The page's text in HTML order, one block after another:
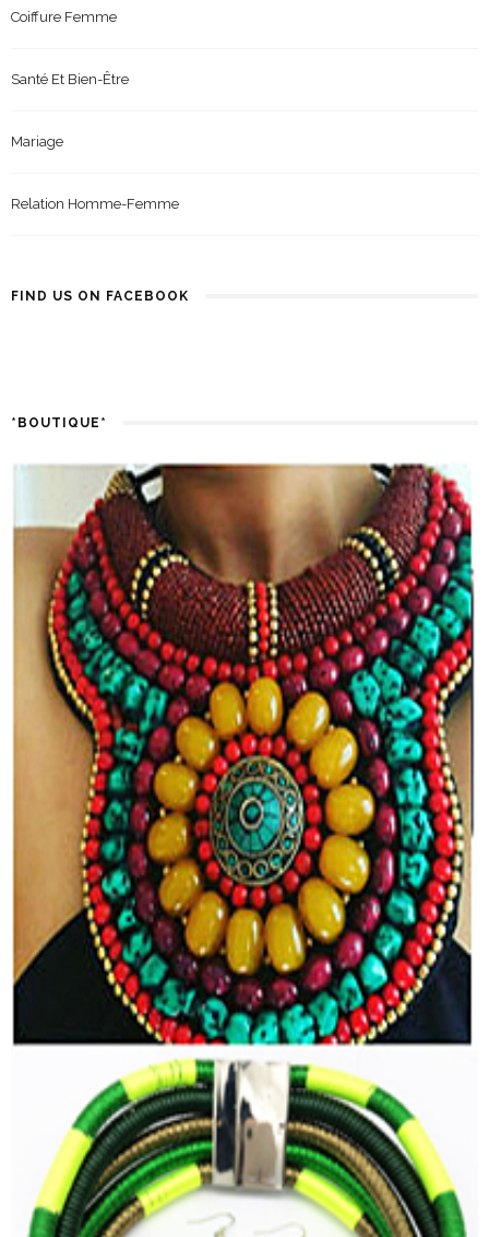
Coiffure Femme
Santé Et Bien-Être
Mariage
Relation Homme-Femme
FIND US ON FACEBOOK
*BOUTIQUE*